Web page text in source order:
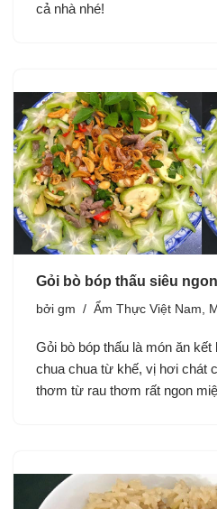
cả nhà nhé!
Gỏi bò bóp thấu siêu
bởi gm Ẩm Thực Việt Nam
Gỏi bò bóp thấu là món ăn
chua chua từ khế, vị hơi chát
thơm từ rau thơm rất ngon